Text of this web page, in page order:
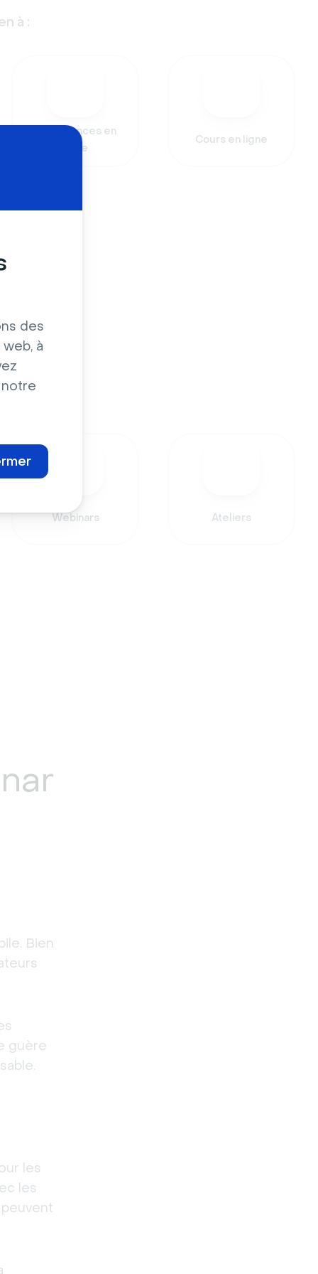
des
à
à :
Conférences en
ligne
Cours en ligne
Webinars Ateliers
Bien
guère
les
les